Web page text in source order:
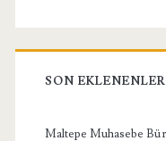
SON EKLENENLER
Maltepe Muhasebe